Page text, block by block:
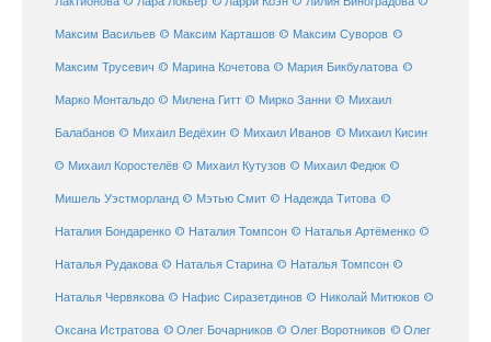
Максим Васильев © Максим Карташов © Максим Суворов ©
Максим Трусевич © Марина Кочетова © Мария Бикбулатова ©
Марко Монтальдо © Милена Гитт © Мирко Занни © Михаил
Балабанов © Михаил Ведёхин © Михаил Иванов © Михаил Кисин
© Михаил Коростелёв © Михаил Кутузов © Михаил Федюк ©
Мишель Уэстморланд © Мэтью Смит © Надежда Титова ©
Наталия Бондаренко © Наталия Томпсон © Наталья Артёменко ©
Наталья Рудакова © Наталья Старина © Наталья Томпсон ©
Наталья Червякова © Нафис Сиразетдинов © Николай Митюков ©
Оксана Истратова © Олег Бочарников © Олег Воротников © Олег